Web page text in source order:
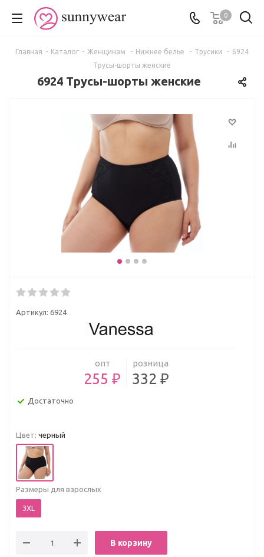
0
Главная - Каталог - Женщинам - Нижнее белье - Трусики - 6924
Трусы-шорты женские
6924 Трусы-шорты женские
Артикул: 6924
опт
255 ₽
розница
332 ₽
Достаточно
Цвет: черный
Размеры для взрослых
3XL
В корзину